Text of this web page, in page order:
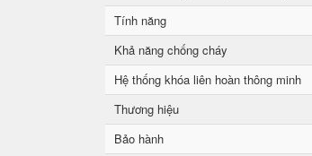
Tính năng
Khả năng chống cháy
Hệ thống khóa liên hoàn thông minh
Thương hiệu
Bảo hành